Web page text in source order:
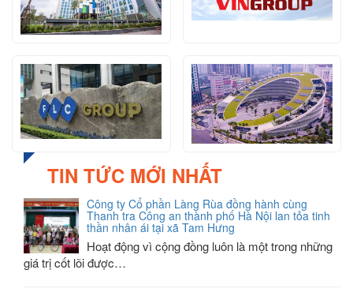
TIN TỨC MỚI NHẤT
Công ty Cổ phần Làng Rùa đồng hành cùng
Thanh tra Công an thành phố Hà Nội lan tỏa tinh
thần nhân ái tại xã Tam Hưng
Hoạt động vì cộng đồng luôn là một trong những
giá trị cốt lõi được…